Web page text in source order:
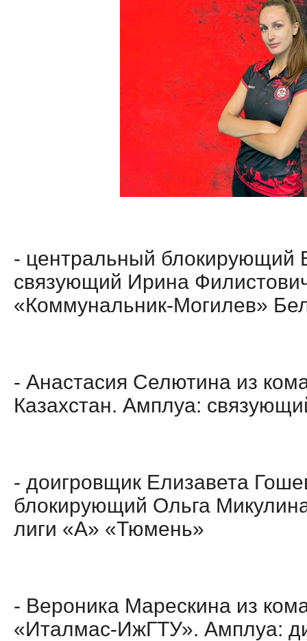
- центральный блокирующий
связующий Ирина
«Коммунальник-Могилев»
- Анастасия Селютина из
Казахстан. Амплуа:
- доигровщик Елизавета
блокирующий Ольга
лиги «А» «Тюмень»
- Вероника Марескина из
«Италмас-ИжГТУ». Амплуа: